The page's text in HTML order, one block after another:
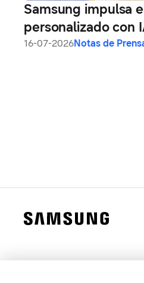
Samsung impulsa
personalizado con
16-07-2026Notas de